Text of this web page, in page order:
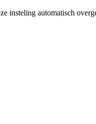
insteling automatisch